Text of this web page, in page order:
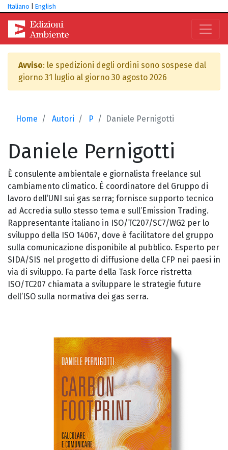
Italiano English
Avviso: le spedizioni degli ordini sono sospese dal
giorno 31 luglio al giorno 30 agosto 2026
Home Autori P Daniele Pernigotti
Daniele Pernigotti
È consulente ambientale e giornalista freelance sul
cambiamento climatico. È coordinatore del Gruppo di
lavoro dell’UNI sui gas serra; fornisce supporto tecnico
ad Accredia sullo stesso tema e sull’Emission Trading.
Rappresentante italiano in ISO/TC207/SC7/WG2 per lo
sviluppo della ISO 14067, dove è facilitatore del gruppo
sulla comunicazione disponibile al pubblico. Esperto per
SIDA/SIS nel progetto di diffusione della CFP nei paesi in
via di sviluppo. Fa parte della Task Force ristretta
ISO/TC207 chiamata a sviluppare le strategie future
dell’ISO sulla normativa dei gas serra.